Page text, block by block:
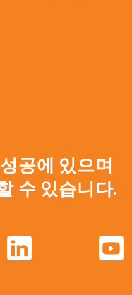
공에 있으며
수 있습니다.